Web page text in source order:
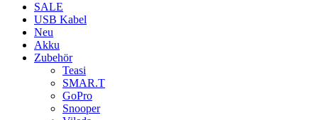
SALE
USB Kabel
Neu
Akku
Zubehör
Teasi
SMAR.T
GoPro
Snooper